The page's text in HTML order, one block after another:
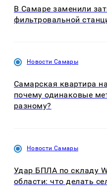
В Самаре заменили
фильтровальной
Новости Самары
Самарская квартира
почему одинаковые
разному?
Новости Самары
Удар БПЛА по складу
области: что делать